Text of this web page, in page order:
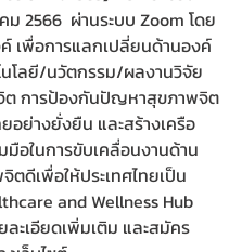
ม 2566  ผ่านระบบ Zoom โดย
เพื่อการแลกเปลี่ยนด้านองค์
นโลยี/นวัตกรรม/ผลงานวิจัย
ต การป้องกันปัญหาสุขภาพจิต
อย่างยั่งยืน และสร้างเครือ
มือในการขับเคลื่อนงานด้าน
ตดีเพื่อให้ประเทศไทยเป็น
and Wellness Hub
ละเอียดเพิ่มเติม และสมัคร